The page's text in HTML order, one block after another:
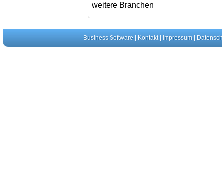
weitere Branchen
Business Software| Kontakt| Impressum|